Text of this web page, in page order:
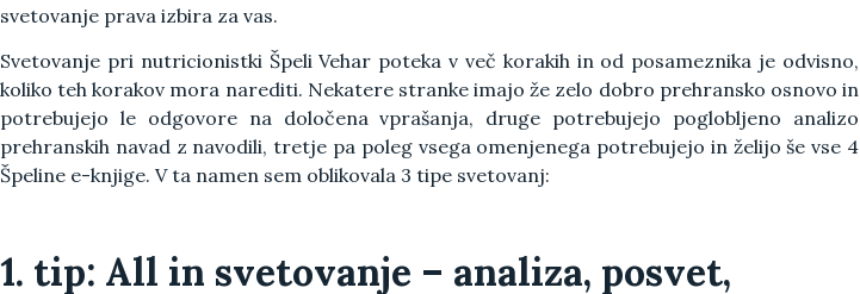
svetovanje prava izbira za vas.
Svetovanje pri nutricionistki Špeli Vehar poteka v več korakih in od posameznika je odvisno,
koliko teh korakov mora narediti. Nekatere stranke imajo že zelo dobro prehransko osnovo in
potrebujejo le odgovore na določena vprašanja, druge potrebujejo poglobljeno analizo
prehranskih navad z navodili, tretje pa poleg vsega omenjenega potrebujejo in želijo še vse 4
Špeline e-knjige. V ta namen sem oblikovala 3 tipe svetovanj:
1. tip: All in svetovanje – analiza, posvet,